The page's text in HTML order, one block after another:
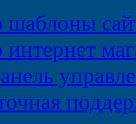
шаблоны
интернет